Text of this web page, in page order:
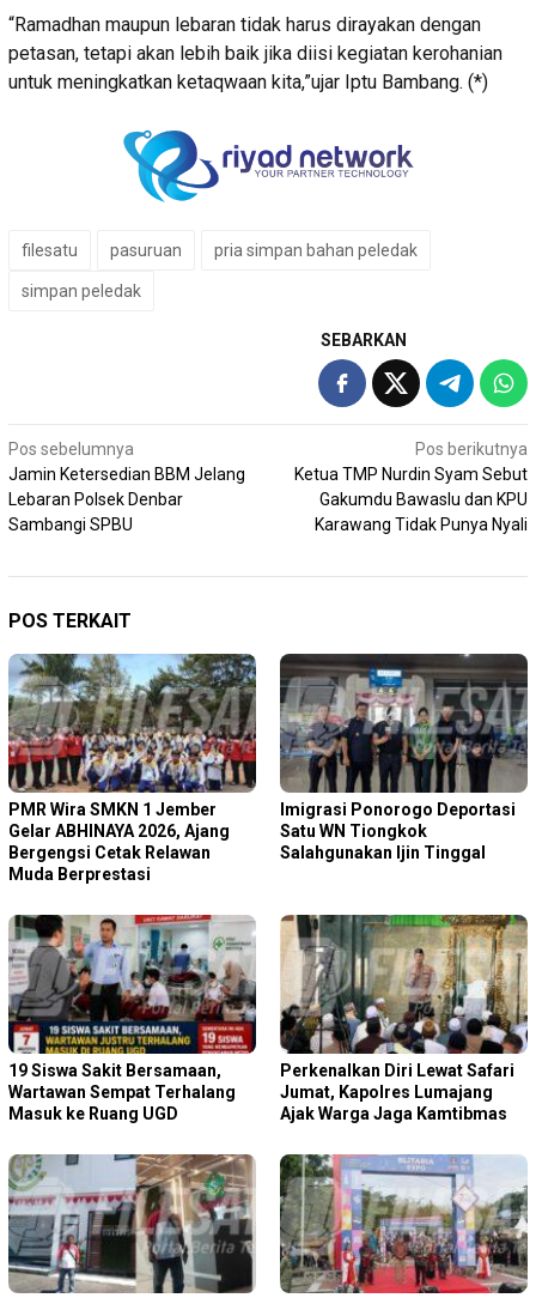
“Ramadhan maupun lebaran tidak harus dirayakan dengan
petasan, tetapi akan lebih baik jika diisi kegiatan kerohanian
untuk meningkatkan ketaqwaan kita,”ujar Iptu Bambang. (*)
filesatu pasuruan pria simpan bahan peledak
simpan peledak
SEBARKAN
Navigasi
pos
Pos sebelumnya
Jamin Ketersedian BBM Jelang
Lebaran Polsek Denbar
Sambangi SPBU
Pos berikutnya
Ketua TMP Nurdin Syam Sebut
Gakumdu Bawaslu dan KPU
Karawang Tidak Punya Nyali
POS TERKAIT
PMR Wira SMKN 1 Jember
Gelar ABHINAYA 2026, Ajang
Bergengsi Cetak Relawan
Muda Berprestasi
Imigrasi Ponorogo Deportasi
Satu WN Tiongkok
Salahgunakan Ijin Tinggal
19 Siswa Sakit Bersamaan,
Wartawan Sempat Terhalang
Masuk ke Ruang UGD
Perkenalkan Diri Lewat Safari
Jumat, Kapolres Lumajang
Ajak Warga Jaga Kamtibmas